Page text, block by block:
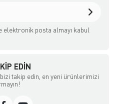
elektronik posta almayı kabul
EDIN
takip edin, en yeni ürünlerimizi